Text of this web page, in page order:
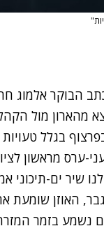
הבוקר אלמוג
מהארון מול
בגלל
ערס מראשון
חרוש בן ה-21 הביאו
האוזן שומעת
נשמע בזמר